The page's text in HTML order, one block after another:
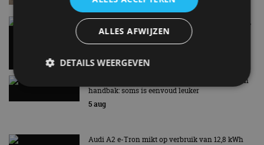
Carbon fibre op je laadkabel: nergens voor nodig,
en precies daarom geweldig
5 aug
Hennessey Blackbird krijgt atmosferische V8 en
handbak: soms is eenvoud leuker
5 aug
Audi A2 e-Tron mikt op verbruik van 12,8 kWh
ALLES AFWIJZEN
DETAILS WEERGEVEN
Strikt noodzakelijk